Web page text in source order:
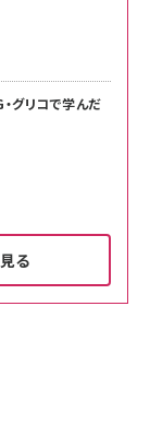
グリコで学んだ
る